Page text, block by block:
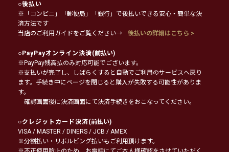
○後払い
※「コンビニ」「郵便局」「銀行」で後払いできる安心・簡単な決
済方法です
当店のご利用ガイドをご覧ください→
後払いの詳細はこちら >
○PayPayオンライン決済(前払い)
※PayPay残高払のみ対応可能でございます。
※支払いが完了し、しばらくすると自動でご利用のサービスへ戻り
ます。手続き中にページを閉じると購入が失敗する可能性がありま
す。
確認画面後に決済画面にて決済手続きをおこなってください。
○クレジットカード決済(前払い)
VISA / MASTER / DINERS / JCB / AMEX
※分割払い・リボルビング払いもご利用頂けます。